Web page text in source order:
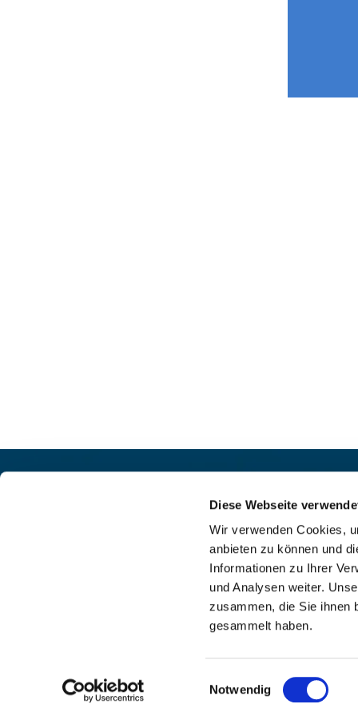
Diese Webseite
Wir verwenden Cookies,
anbieten zu können und
Informationen zu Ihrer
und Analysen weiter.
zusammen, die Sie ihnen
gesammelt haben.
Einwilligungsauswahl
Notwendig
 +49

